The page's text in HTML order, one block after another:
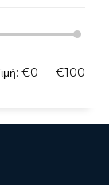
€0 — €100